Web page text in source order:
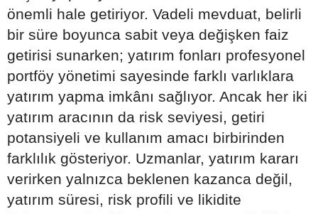
önemli hale getiriyor. Vadeli mevduat, belirli
bir süre boyunca sabit veya değişken faiz
getirisi sunarken; yatırım fonları profesyonel
portföy yönetimi sayesinde farklı varlıklara
yatırım yapma imkânı sağlıyor. Ancak her iki
yatırım aracının da risk seviyesi, getiri
potansiyeli ve kullanım amacı birbirinden
farklılık gösteriyor. Uzmanlar, yatırım kararı
verirken yalnızca beklenen kazanca değil,
yatırım süresi, risk profili ve likidite